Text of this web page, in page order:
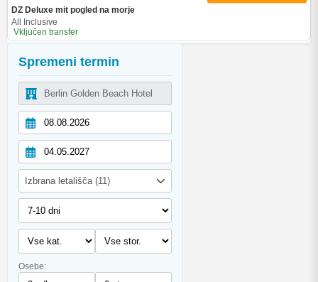
Spremeni termin
Izbrana letališča (11)
Osebe:
DZ Deluxe mit pogled na morje
All Inclusive
Vključen transfer